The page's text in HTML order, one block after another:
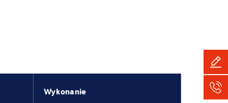
Wykonanie